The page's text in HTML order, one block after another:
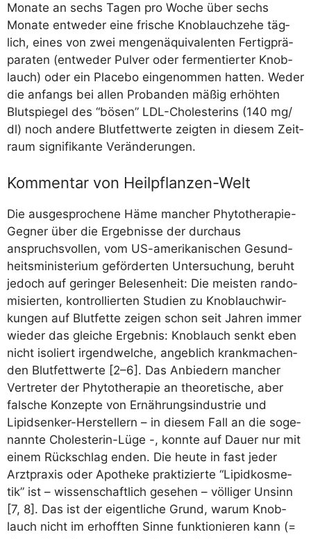
Mona­te an sechs Tagen pro Woche über sechs
Mona­te ent­we­der eine fri­sche Knob­lauch­ze­he täg­
lich, eines von zwei men­gen­äqui­va­len­ten Fer­tig­prä­
pa­ra­ten (ent­we­der Pul­ver oder fer­men­tier­ter Knob­
lauch) oder ein Pla­ce­bo ein­ge­nom­men hat­ten. Weder
die anfangs bei allen Pro­ban­den mäßig erhöh­ten
Blut­spie­gel des “bösen” LDL-Cho­le­ste­rins (140 mg/​
dl) noch ande­re Blut­fett­wer­te zeig­ten in die­sem Zeit­
raum signi­fi­kan­te Veränderungen.
Kommentar von Heilpflanzen-Welt
Die aus­ge­spro­che­ne Häme man­cher Phy­to­the­ra­pie-
Geg­ner über die Ergeb­nis­se der durch­aus
anspruchs­vol­len, vom US-ame­ri­ka­ni­schen Gesund­
heits­mi­nis­te­ri­um geför­der­ten Unter­su­chung, beruht
jedoch auf gerin­ger Bele­sen­heit: Die meis­ten ran­do­
mi­sier­ten, kon­trol­lier­ten Stu­di­en zu Knob­lauch­wir­
kun­gen auf Blut­fet­te zei­gen schon seit Jah­ren immer
wie­der das glei­che Ergeb­nis: Knob­lauch senkt eben
nicht iso­liert irgend­wel­che, angeb­lich krank­ma­chen­
den Blut­fett­wer­te [2–6]. Das Anbie­dern man­cher
Ver­tre­ter der Phy­to­the­ra­pie an theo­re­ti­sche, aber
fal­sche Kon­zep­te von Ernäh­rungs­in­dus­trie und
Lipidsen­ker-Her­stel­lern – in die­sem Fall an die soge­
nann­te Cho­le­ste­rin-Lüge -, konn­te auf Dau­er nur mit
einem Rück­schlag enden. Die heu­te in fast jeder
Arzt­pra­xis oder Apo­the­ke prak­ti­zier­te “Lipidkos­me­
tik” ist – wis­sen­schaft­lich gese­hen – völ­li­ger Unsinn
[7, 8]. Das ist der eigent­li­che Grund, war­um Knob­
lauch nicht im erhoff­ten Sin­ne funk­tio­nie­ren kann (=